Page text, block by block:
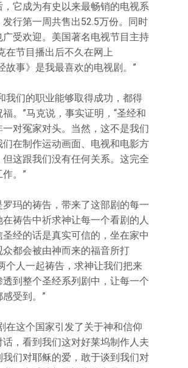
，它成为有史以来最畅销的电视系
发行第一周共售出52.5万份。同时
广受欢迎。美国著名电视节目主持
在节目播出后不久在网上
故事》是我最喜欢的电视剧。”
我们的职业能够取得成功，都得
。”马克说，事实证明，“圣经和
对冤家对头。当然，这不是我们
们在制作运动画面、电视和电影方
这跟我们没有任何关系。这完全
。”
玛的祷告，带来了这部剧的每一
祷告中祈求神让每一个看剧的人
经的话是真实可信的，坐在家中
众都会被由神而来的福音所打
个人一起祷告，求神让我们把来
透到整个圣经系列剧中，让每一个
受到。”
在这个国家引发了关于神和信仰
，看到我们这对好莱坞制作人夫
我们对耶稣的爱，敢于谈到我们对